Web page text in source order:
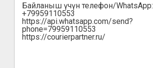
Байланыш үчүн телефон/WhatsApp:
+79959110553
https://api.whatsapp.com/send?
phone=79959110553
https://courierpartner.ru/